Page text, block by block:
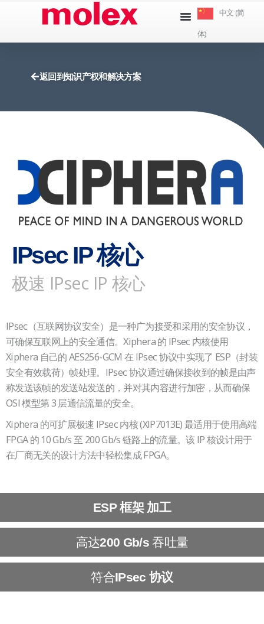
中文 (简
体)
返回到知识产权和解决方案
IPsec IP 核心
极速 IPsec IP 核心
IPsec（互联网协议安全）是一种广为接受和采用的安全协议，
可确保互联网上的安全通信。Xiphera 的 IPsec 内核使用
Xiphera 自己的 AES256-GCM 在 IPsec 协议中实现了 ESP（封装
安全有效载荷）帧处理。IPsec 协议通过确保接收到的帧是由声
称发送该帧的发送站发送的，并对其内容进行加密，从而确保
OSI 模型第 3 层通信流量的安全。
Xiphera 的可扩展极速 IPsec 内核 (XIP7013E) 最适用于使用高端
FPGA 的 10 Gb/s 至 200 Gb/s 链路上的流量。该 IP 核设计用于
在厂商无关的设计方法中轻松集成 FPGA。
ESP 框架 加工
高达200 Gb/s 吞吐量
符合IPsec 协议